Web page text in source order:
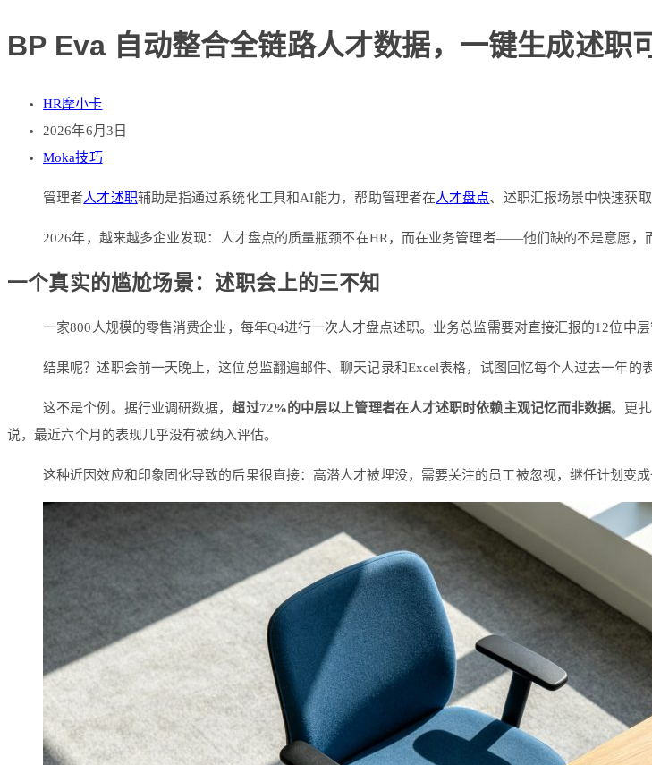
BP Eva 自动整合全链路人才数据，一键生成述职
HR摩小卡
2026年6月3日
Moka技巧
管理者人才述职辅助是指通过系统化工具和AI能力，帮助管理者在人才盘点、述职汇报场景中快速获
2026年，越来越多企业发现：人才盘点的质量瓶颈不在HR，而在业务管理者——他们缺的不是意愿，
一个真实的尴尬场景：述职会上的三不知
一家800人规模的零售消费企业，每年Q4进行一次人才盘点述职。业务总监需要对直接汇报的12位中
结果呢？述职会前一天晚上，这位总监翻遍邮件、聊天记录和Excel表格，试图回忆每个人过去一年
这不是个例。据行业调研数据，超过72%的中层以上管理者在人才述职时依赖主观记忆而非数据。更
说，最近六个月的表现几乎没有被纳入评估。
这种近因效应和印象固化导致的后果很直接：高潜人才被埋没，需要关注的员工被忽视，继任计划变成